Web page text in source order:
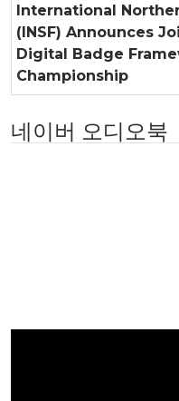
International
(INSF) Announces
Digital Badge
Championship
네이버 오디오북